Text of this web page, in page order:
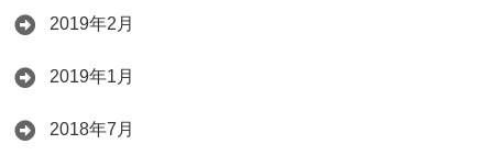
2019年2月
2019年1月
2018年7月